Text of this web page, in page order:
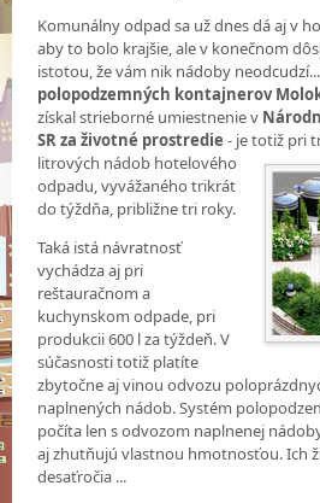
Komunálny odpad sa už dnes dá aj v
aby to bolo krajšie, ale v konečnom
istotou, že vám nik nádoby
polopodzemných kontajnerov
získal strieborné umiestnenie v
SR za životné prostredie - je totiž pri
litrových nádob hotelového
odpadu, vyvážaného trikrát
do týždňa, približne tri roky.
Taká istá návratnosť
vychádza aj pri
reštauračnom a
kuchynskom odpade, pri
produkcii 600 l za týždeň. V
súčasnosti totiž platíte
zbytočne aj vinou odvozu
naplnených nádob. Systém
počíta len s odvozom naplnenej
aj zhutňujú vlastnou hmotnosťou. Ich
desaťročia ...